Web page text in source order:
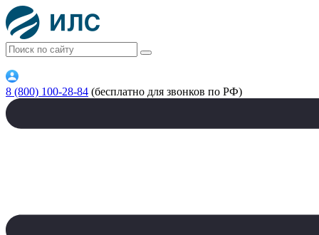
8 (800) 100-28-84 (бесплатно для звонков по РФ)